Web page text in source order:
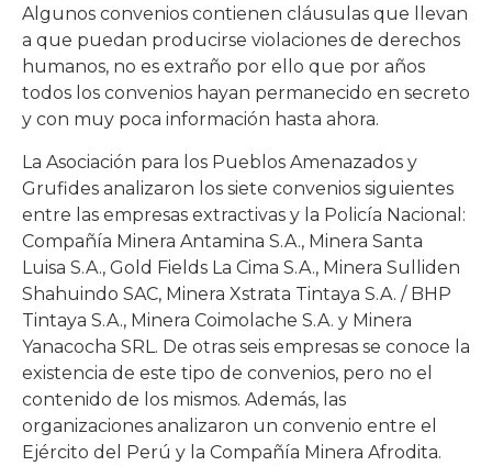
Algunos convenios contienen cláusulas que llevan
a que puedan producirse violaciones de derechos
humanos, no es extraño por ello que por años
todos los convenios hayan permanecido en secreto
y con muy poca información hasta ahora.
La Asociación para los Pueblos Amenazados y
Grufides analizaron los siete convenios siguientes
entre las empresas extractivas y la Policía Nacional:
Compañía Minera Antamina S.A., Minera Santa
Luisa S.A., Gold Fields La Cima S.A., Minera Sulliden
Shahuindo SAC, Minera Xstrata Tintaya S.A. / BHP
Tintaya S.A., Minera Coimolache S.A. y Minera
Yanacocha SRL. De otras seis empresas se conoce la
existencia de este tipo de convenios, pero no el
contenido de los mismos. Además, las
organizaciones analizaron un convenio entre el
Ejército del Perú y la Compañía Minera Afrodita.